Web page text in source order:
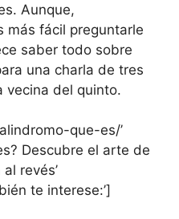
Aunque,
más fácil preguntarle
saber todo sobre
una charla de tres
vecina del quinto.
que-es/’
Descubre el arte de
revés’
te interese:’]